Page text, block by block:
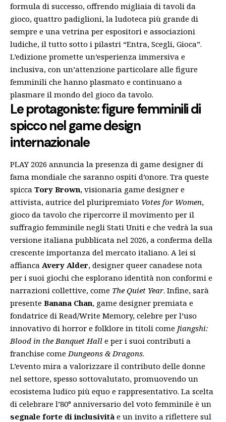
formula di successo, offrendo migliaia di tavoli da
gioco, quattro padiglioni, la ludoteca più grande di
sempre e una vetrina per espositori e associazioni
ludiche, il tutto sotto i pilastri “Entra, Scegli, Gioca”.
L’edizione promette un’esperienza immersiva e
inclusiva, con un’attenzione particolare alle figure
femminili che hanno plasmato e continuano a
plasmare il mondo del gioco da tavolo.
Le protagoniste: figure femminili di
spicco nel game design
internazionale
PLAY 2026 annuncia la presenza di game designer di
fama mondiale che saranno ospiti d’onore. Tra queste
spicca Tory Brown, visionaria game designer e
attivista, autrice del pluripremiato Votes for Women,
gioco da tavolo che ripercorre il movimento per il
suffragio femminile negli Stati Uniti e che vedrà la sua
versione italiana pubblicata nel 2026, a conferma della
crescente importanza del mercato italiano. A lei si
affianca Avery Alder, designer queer canadese nota
per i suoi giochi che esplorano identità non conformi e
narrazioni collettive, come The Quiet Year. Infine, sarà
presente Banana Chan, game designer premiata e
fondatrice di Read/Write Memory, celebre per l’uso
innovativo di horror e folklore in titoli come Jiangshi:
Blood in the Banquet Hall e per i suoi contributi a
franchise comeDungeons & Dragons.
L’evento mira a valorizzare il contributo delle donne
nel settore, spesso sottovalutato, promuovendo un
ecosistema ludico più equo e rappresentativo. La scelta
di celebrare l’80° anniversario del voto femminile è un
segnale forte di inclusività e un invito a riflettere sul